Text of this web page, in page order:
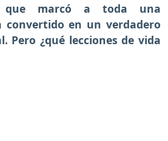
que marcó a toda una
convertido en un verdadero
Pero ¿qué lecciones de vida